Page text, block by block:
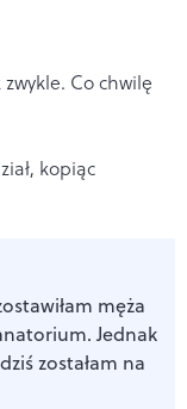
Co chwilę
kopiąc
męża
Jednak
zostałam na